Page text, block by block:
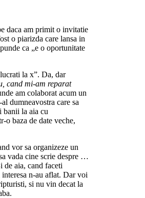
daca am primit o invitatie
o piarizda care lansa in
ca „e o oportunitate
la x”. Da, dar
cand mi-am reparat
am colaborat acum un
dumneavostra care sa
banii la aia cu
o baza de date veche,
vor sa organizeze un
vada cine scrie despre …
de aia, cand faceti
n-au aflat. Dar voi
si nu vin decat la